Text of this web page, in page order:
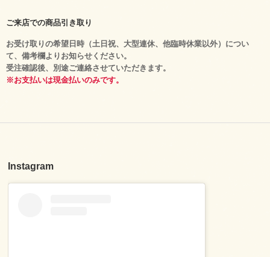
ご来店での商品引き取り
お受け取りの希望日時（土日祝、大型連休、他臨時休業以外）につい
て、備考欄よりお知らせください。
受注確認後、別途ご連絡させていただきます。
※お支払いは現金払いのみです。
Instagram